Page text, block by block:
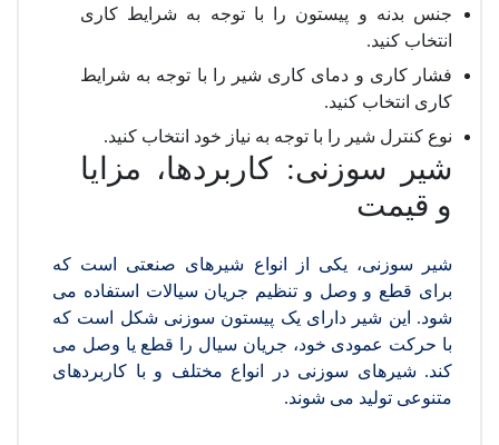
جنس بدنه و پیستون را با توجه به شرایط کاری
انتخاب کنید.
فشار کاری و دمای کاری شیر را با توجه به شرایط
کاری انتخاب کنید.
نوع کنترل شیر را با توجه به نیاز خود انتخاب کنید.
شیر سوزنی: کاربردها، مزایا
و قیمت
شیر سوزنی، یکی از انواع شیرهای صنعتی است که
برای قطع و وصل و تنظیم جریان سیالات استفاده می
شود. این شیر دارای یک پیستون سوزنی شکل است که
با حرکت عمودی خود، جریان سیال را قطع یا وصل می
کند. شیرهای سوزنی در انواع مختلف و با کاربردهای
متنوعی تولید می شوند.